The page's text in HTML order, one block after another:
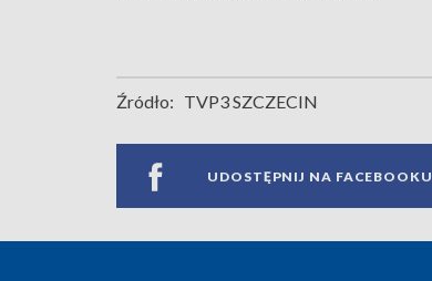
Źródło: TVP3 SZCZECIN
UDOSTĘPNIJ NA FACEBOOKU